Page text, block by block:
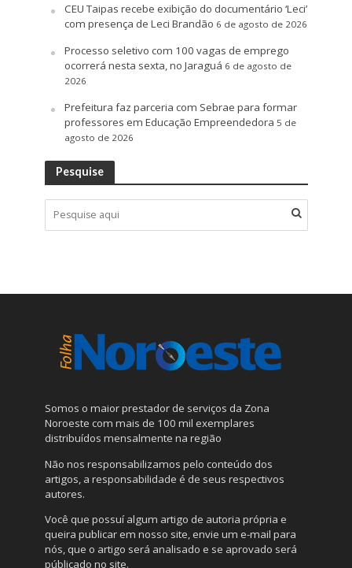
CEU Taipas recebe exibição do documentário ‘Leci’
com presença de Leci Brandão 6 de agosto de 2026
Processo seletivo com 100 vagas de emprego
ocorrerá nesta sexta, no Jaraguá 6 de agosto de
2026
Prefeitura faz parceria com Sebrae para formar
professores em Educação Empreendedora 5 de
agosto de 2026
Pesquise
Somos o maior prestador de serviços da Zona
Noroeste com mais de 100 mil exemplares
distribuídos mensalmente na região
Não nos responsabilizamos pelo conteúdo dos
artigos, a responsabilidade é de seus respectivos
autores.
Você que possuí algum artigo de autoria própria e
queira publicar em nosso site, envie um e-mail para
nós, que o artigo será analisado e se aprovado será
públicado no site.